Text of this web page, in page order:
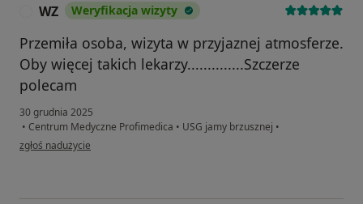
WZ Weryfikacja wizyty
Przemiła osoba, wizyta w przyjaznej atmosferze.
Oby więcej takich lekarzy..............Szczerze
polecam
30 grudnia 2025
• Centrum Medyczne Profimedica • USG jamy brzusznej •
w opinii użytkownika WZ
zgłoś nadużycie